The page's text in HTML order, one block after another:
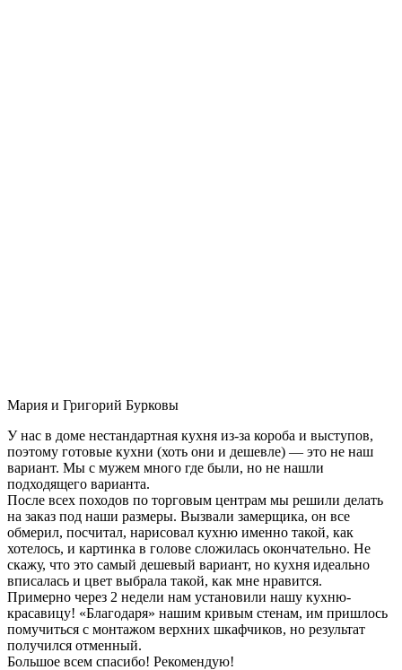
Мария и Григорий Бурковы
У нас в доме нестандартная кухня из-за короба и выступов,
поэтому готовые кухни (хоть они и дешевле) — это не наш
вариант. Мы с мужем много где были, но не нашли
подходящего варианта.
После всех походов по торговым центрам мы решили делать
на заказ под наши размеры. Вызвали замерщика, он все
обмерил, посчитал, нарисовал кухню именно такой, как
хотелось, и картинка в голове сложилась окончательно. Не
скажу, что это самый дешевый вариант, но кухня идеально
вписалась и цвет выбрала такой, как мне нравится.
Примерно через 2 недели нам установили нашу кухню-
красавицу! «Благодаря» нашим кривым стенам, им пришлось
помучиться с монтажом верхних шкафчиков, но результат
получился отменный.
Большое всем спасибо! Рекомендую!